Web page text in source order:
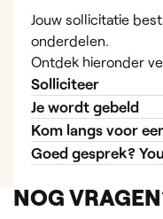
Jouw sollicitatie
onderdelen.
Ontdek hieronder
Solliciteer
Je wordt gebeld
Kom langs voor
Goed gesprek?
NOG